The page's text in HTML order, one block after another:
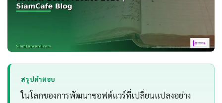
สรุปคำตอบ
ในโลกของการพัฒนาซอฟต์แวร์ที่เปลี่ยนแปลงอย่าง